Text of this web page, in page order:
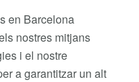
en Barcelona
nostres mitjans
i el nostre
a garantitzar un alt